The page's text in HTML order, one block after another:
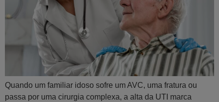
Quando um familiar idoso sofre um AVC, uma fratura ou
passa por uma cirurgia complexa, a alta da UTI marca